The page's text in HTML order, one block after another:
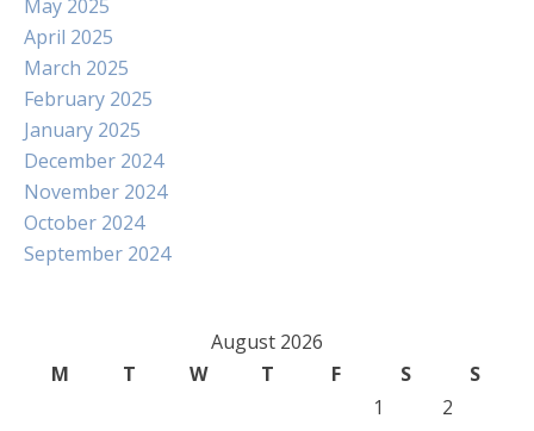
May 2025
April 2025
March 2025
February 2025
January 2025
December 2024
November 2024
October 2024
September 2024
August 2026
M
T W T F S
S
1
2